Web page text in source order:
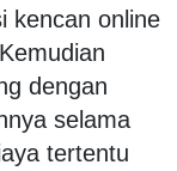
kencan online
dengan
selama
tertentu